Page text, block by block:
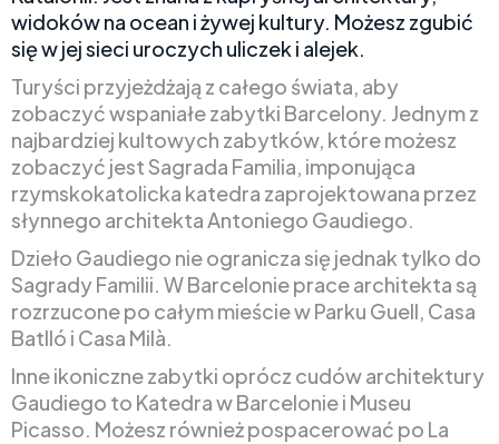
widoków na ocean i żywej kultury. Możesz zgubić
się w jej sieci uroczych uliczek i alejek.
Turyści przyjeżdżają z całego świata, aby
zobaczyć wspaniałe zabytki Barcelony. Jednym z
najbardziej kultowych zabytków, które możesz
zobaczyć jest Sagrada Familia, imponująca
rzymskokatolicka katedra zaprojektowana przez
słynnego architekta Antoniego Gaudiego.
Dzieło Gaudiego nie ogranicza się jednak tylko do
Sagrady Familii. W Barcelonie prace architekta są
rozrzucone po całym mieście w Parku Guell, Casa
Batlló i Casa Milà.
Inne ikoniczne zabytki oprócz cudów architektury
Gaudiego to Katedra w Barcelonie i Museu
Picasso. Możesz również pospacerować po La